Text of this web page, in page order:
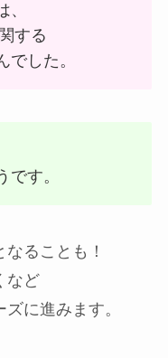
する
でした。
です。
ることも！
など
に進みます。